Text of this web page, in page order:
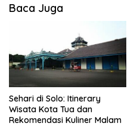
Baca Juga
Sehari di Solo: Itinerary
Wisata Kota Tua dan
Rekomendasi Kuliner Malam